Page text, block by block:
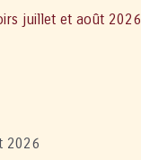
juillet et août 2026
2026